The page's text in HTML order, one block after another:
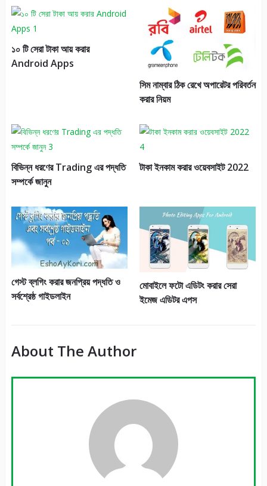
১০ টি সেরা টাকা আয় করার
Android Apps
সিম নাম্বার ঠিক রেখে অপারেটর পরিবর্তন
করার নিয়ম
বিভিন্ন ধরণের Trading এর পদ্ধতি
সম্পর্কে জানুন
টাকা ইনকাম করার ওয়েবসাইট 2022
গেস্ট ব্লগিং করার জনপ্রিয় পদ্ধতি ও
সর্বশ্রেষ্ঠ গাইডলাইন
মোবাইলে ফটো এডিটং করার সেরা
ইমেজ এডিটর এপস
About The Author